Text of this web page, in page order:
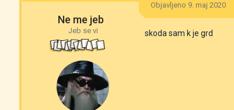
Ne me jeb
Jeb se vi
Objavljeno 9. maj 2020
skoda sam k je grd